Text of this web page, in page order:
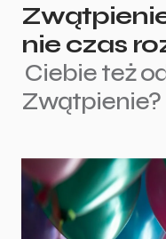
nie czas
Ciebie też
Zwątpienie?